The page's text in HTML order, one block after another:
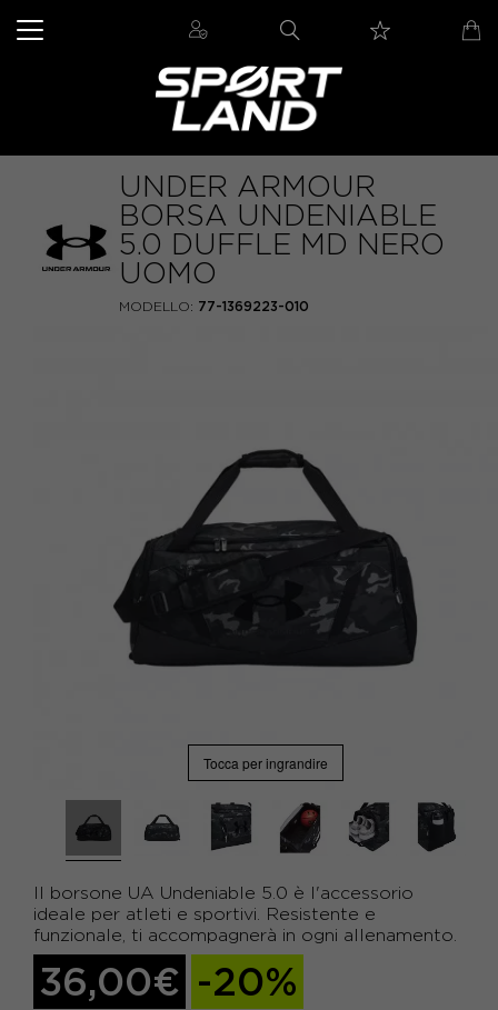
UNDER ARMOUR
BORSA UNDENIABLE
5.0 DUFFLE MD NERO
UOMO
MODELLO: 77-1369223-010
Tocca per ingrandire
Il borsone UA Undeniable 5.0 è l'accessorio
ideale per atleti e sportivi. Resistente e
funzionale, ti accompagnerà in ogni allenamento.
36,00€ -20%